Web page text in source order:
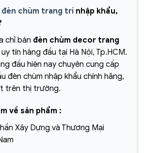
đèn chùm trang trí nhập khẩu,
chỉ bán đèn chùm decor trang
tín hàng đầu tại Hà Nội, Tp.HCM.
đầu hiện nay chuyên cung cấp
đèn chùm nhập khẩu chính hãng,
trên thị trường.
về sản phẩm :
Xây Dựng và Thương Mại